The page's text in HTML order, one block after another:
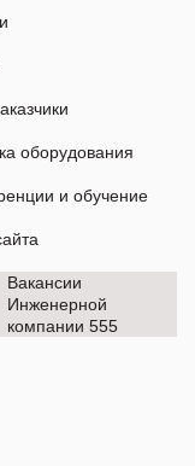
оборудования
и обучение
Вакансии
Инженерной
компании 555